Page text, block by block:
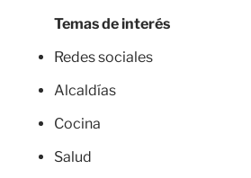
Temas de interés
Redes sociales
Alcaldías
Cocina
Salud